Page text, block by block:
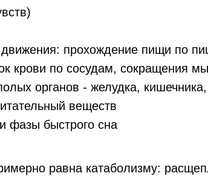
прохождение пищи по
крови по сосудам, сокращения
органов - желудка,
веществ
фазы быстрого сна
равна катаболизму: